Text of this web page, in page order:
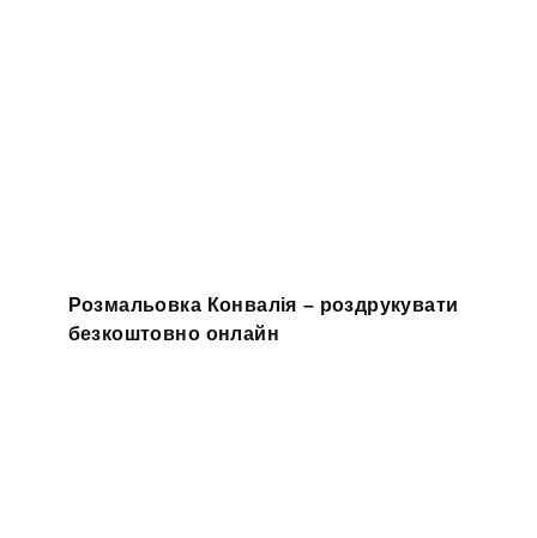
Розмальовка Конвалія – роздрукувати
безкоштовно онлайн